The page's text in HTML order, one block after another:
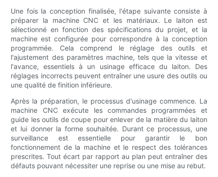
Une fois la conception finalisée, l'étape suivante consiste à
préparer la machine CNC et les matériaux. Le laiton est
sélectionné en fonction des spécifications du projet, et la
machine est configurée pour correspondre à la conception
programmée. Cela comprend le réglage des outils et
l'ajustement des paramètres machine, tels que la vitesse et
l'avance, essentiels à un usinage efficace du laiton. Des
réglages incorrects peuvent entraîner une usure des outils ou
une qualité de finition inférieure.
Après la préparation, le processus d'usinage commence. La
machine CNC exécute les commandes programmées et
guide les outils de coupe pour enlever de la matière du laiton
et lui donner la forme souhaitée. Durant ce processus, une
surveillance est essentielle pour garantir le bon
fonctionnement de la machine et le respect des tolérances
prescrites. Tout écart par rapport au plan peut entraîner des
défauts pouvant nécessiter une reprise ou une mise au rebut.